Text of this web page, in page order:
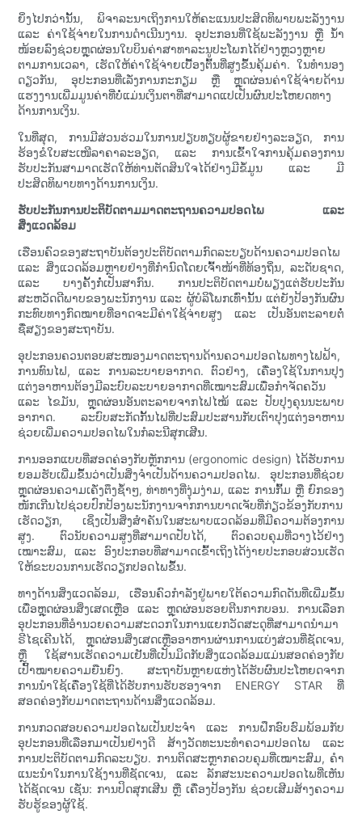
ຍິ່ງໄປກວ່ານັ້ນ, ພິຈາລະນາເຖິງການໃຫ້ຄະແນນປະສິດທິພາບພະລັງງານ
ແລະ ຄ່າໃຊ້ຈ່າຍໃນການດຳເນີນງານ. ອຸປະກອນທີ່ໃຊ້ພະລັງງານ ຫຼື ນ້ຳ
ໜ້ອຍລົງຊ່ວຍຫຼຸດຜ່ອນໃບບິນຄ່າສາທາລະນູປະໂພກໄດ້ຢ່າງຫຼວງຫຼາຍ
ຕາມການເວລາ, ເຮັດໃຫ້ຄ່າໃຊ້ຈ່າຍເບື້ອງຕົ້ນທີ່ສູງຂຶ້ນຄຸ້ມຄ່າ. ໃນທຳນອງ
ດຽວກັນ, ອຸປະກອນທີ່ເລັ່ງການກະກຽມ ຫຼື ຫຼຸດຜ່ອນຄ່າໃຊ້ຈ່າຍດ້ານ
ແຮງງານເພີ່ມມູນຄ່າທີ່ບໍ່ແມ່ນເງິນຕາທີ່ສາມາດແປເປັນຜົນປະໂຫຍດທາງ
ດ້ານການເງິນ.
ໃນທີ່ສຸດ, ການມີສ່ວນຮ່ວມໃນການປຽບທຽບຜູ້ຂາຍຢ່າງລະອຽດ, ການ
ຮ້ອງຂໍໃບສະເໜີລາຄາລະອຽດ, ແລະ ການເຂົ້າໃຈການຄຸ້ມຄອງການ
ຮັບປະກັນສາມາດເຮັດໃຫ້ທ່ານຕັດສິນໃຈໄດ້ຢ່າງມີຂໍ້ມູນ ແລະ ມີ
ປະສິດທິພາບທາງດ້ານການເງິນ.
ຮັບປະກັນການປະຕິບັດຕາມມາດຕະຖານຄວາມປອດໄພ ແລະ
ສິ່ງແວດລ້ອມ
ເຮືອນຄົວຂອງສະຖາບັນຕ້ອງປະຕິບັດຕາມກົດລະບຽບດ້ານຄວາມປອດໄພ
ແລະ ສິ່ງແວດລ້ອມຫຼາຍຢ່າງທີ່ກຳນົດໂດຍເຈົ້າໜ້າທີ່ທ້ອງຖິ່ນ, ລະດັບຊາດ,
ແລະ ບາງຄັ້ງກໍ່ເປັນສາກົນ. ການປະຕິບັດຕາມບໍ່ພຽງແຕ່ຮັບປະກັນ
ສະຫວັດດີພາບຂອງພະນັກງານ ແລະ ຜູ້ບໍລິໂພກເທົ່ານັ້ນ ແຕ່ຍັງປ້ອງກັນຜົນ
ກະທົບທາງກົດໝາຍທີ່ອາດຈະມີຄ່າໃຊ້ຈ່າຍສູງ ແລະ ເປັນອັນຕະລາຍຕໍ່
ຊື່ສຽງຂອງສະຖາບັນ.
ອຸປະກອນຄວນຕອບສະໜອງມາດຕະຖານດ້ານຄວາມປອດໄພທາງໄຟຟ້າ,
ການທົນໄຟ, ແລະ ການລະບາຍອາກາດ. ຕົວຢ່າງ, ເຄື່ອງໃຊ້ໃນການປຸງ
ແຕ່ງອາຫານຕ້ອງມີລະບົບລະບາຍອາກາດທີ່ເໝາະສົມເພື່ອກຳຈັດຄວັນ
ແລະ ໄຂມັນ, ຫຼຸດຜ່ອນອັນຕະລາຍຈາກໄຟໄໝ້ ແລະ ປັບປຸງຄຸນນະພາບ
ອາກາດ. ລະບົບສະກັດກັ້ນໄຟທີ່ປະສົມປະສານກັບເຕົາປຸງແຕ່ງອາຫານ
ຊ່ວຍເພີ່ມຄວາມປອດໄພໃນກໍລະນີສຸກເສີນ.
ການອອກແບບທີ່ສອດຄ່ອງກັບຫຼັກການ (ergonomic design) ໄດ້ຮັບການ
ຍອມຮັບເພີ່ມຂຶ້ນວ່າເປັນສິ່ງຈຳເປັນດ້ານຄວາມປອດໄພ. ອຸປະກອນທີ່ຊ່ວຍ
ຫຼຸດຜ່ອນຄວາມເຄັ່ງຕຶງຊ້ຳໆ, ທ່າທາງທີ່ງຸ່ມງ່າມ, ແລະ ການກົ້ມ ຫຼື ຍົກຂອງ
ໜັກເກີນໄປຊ່ວຍປົກປ້ອງພະນັກງານຈາກການບາດເຈັບທີ່ກ່ຽວຂ້ອງກັບການ
ເຮັດວຽກ, ເຊິ່ງເປັນສິ່ງສຳຄັນໃນສະພາບແວດລ້ອມທີ່ມີຄວາມຕ້ອງການ
ສູງ. ຕົວນັບຄວາມສູງທີ່ສາມາດປັບໄດ້, ຕົວຄວບຄຸມທີ່ວາງໄວ້ຢ່າງ
ເໝາະສົມ, ແລະ ອົງປະກອບທີ່ສາມາດເຂົ້າເຖິງໄດ້ງ່າຍປະກອບສ່ວນເຮັດ
ໃຫ້ຂະບວນການເຮັດວຽກປອດໄພຂຶ້ນ.
ທາງດ້ານສິ່ງແວດລ້ອມ, ເຮືອນຄົວກຳລັງຢູ່ພາຍໃຕ້ຄວາມກົດດັນທີ່ເພີ່ມຂຶ້ນ
ເພື່ອຫຼຸດຜ່ອນສິ່ງເສດເຫຼືອ ແລະ ຫຼຸດຜ່ອນຮອຍຕີນກາກບອນ. ການເລືອກ
ອຸປະກອນທີ່ອຳນວຍຄວາມສະດວກໃນການແຍກວັດສະດຸທີ່ສາມາດນຳມາ
ຣີໄຊເຄີນໄດ້, ຫຼຸດຜ່ອນສິ່ງເສດເຫຼືອອາຫານຜ່ານການແບ່ງສ່ວນທີ່ຊັດເຈນ,
ຫຼື ໃຊ້ສານເຮັດຄວາມເຢັນທີ່ເປັນມິດກັບສິ່ງແວດລ້ອມແມ່ນສອດຄ່ອງກັບ
ເປົ້າໝາຍຄວາມຍືນຍົງ. ສະຖາບັນຫຼາຍແຫ່ງໄດ້ຮັບຜົນປະໂຫຍດຈາກ
ການນຳໃຊ້ເຄື່ອງໃຊ້ທີ່ໄດ້ຮັບການຮັບຮອງຈາກ ENERGY STAR ທີ່
ສອດຄ່ອງກັບມາດຕະຖານດ້ານສິ່ງແວດລ້ອມ.
ການກວດສອບຄວາມປອດໄພເປັນປະຈຳ ແລະ ການຝຶກອົບຮົມພ້ອມກັບ
ອຸປະກອນທີ່ເລືອກມາເປັນຢ່າງດີ ສ້າງວັດທະນະທຳຄວາມປອດໄພ ແລະ
ການປະຕິບັດຕາມກົດລະບຽບ. ການຕິດສະຫຼາກຄວບຄຸມທີ່ເໝາະສົມ, ຄຳ
ແນະນຳໃນການໃຊ້ງານທີ່ຊັດເຈນ, ແລະ ລັກສະນະຄວາມປອດໄພທີ່ເຫັນ
ໄດ້ຊັດເຈນ ເຊັ່ນ: ການປິດສຸກເສີນ ຫຼື ເຄື່ອງປ້ອງກັນ ຊ່ວຍເສີມສ້າງຄວາມ
ຮັບຮູ້ຂອງຜູ້ໃຊ້.